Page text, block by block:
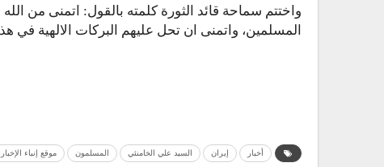
واختتم سماحة قائد الثورة كلمته بالقول: اتمنى من
المسلمين، واتمنى ان تحل عليهم البركات الالهية في
أخبار إيران السيد علي الخامنئي المسلمون موقع إنباء